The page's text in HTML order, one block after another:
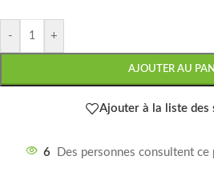
- +
AJOUTER AU
Ajouter à la liste des
6 Des personnes consultent